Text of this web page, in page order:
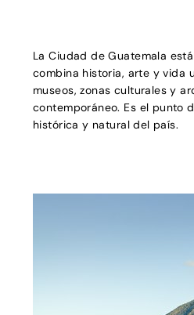
La Ciudad de Guatemala
combina historia, arte y vida
museos, zonas culturales y
contemporáneo. Es el punto
histórica y natural del país.